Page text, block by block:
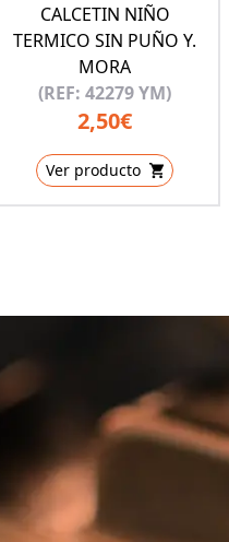
CALCETIN NIÑO
TERMICO SIN PUÑO Y.
MORA
(REF: 42279 YM)
2,50€
Ver producto